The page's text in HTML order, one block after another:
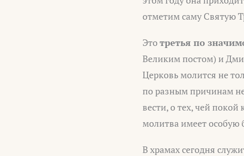
отметим саму Святую
Это третья по
Великим постом) и
Церковь молится не
по разным причинам
вести, о тех, чей
молитва имеет особую
В храмах сегодня